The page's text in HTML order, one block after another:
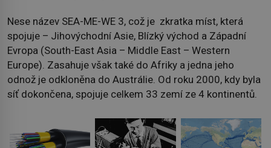
Nese název SEA-ME-WE 3, což je zkratka míst, která
spojuje – Jihovýchodní Asie, Blízký východ a Západní
Evropa (South-East Asia – Middle East – Western
Europe). Zasahuje však také do Afriky a jedna jeho
odnož je odkloněna do Austrálie. Od roku 2000, kdy byla
síť dokončena, spojuje celkem 33 zemí ze 4 kontinentů.